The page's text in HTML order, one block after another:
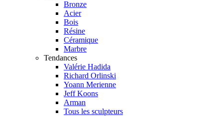
Bronze
Acier
Bois
Résine
Céramique
Marbre
Tendances
Valérie Hadida
Richard Orlinski
Yoann Merienne
Jeff Koons
Arman
Tous les sculpteurs